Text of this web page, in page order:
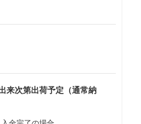
来次第出荷予定（通常納